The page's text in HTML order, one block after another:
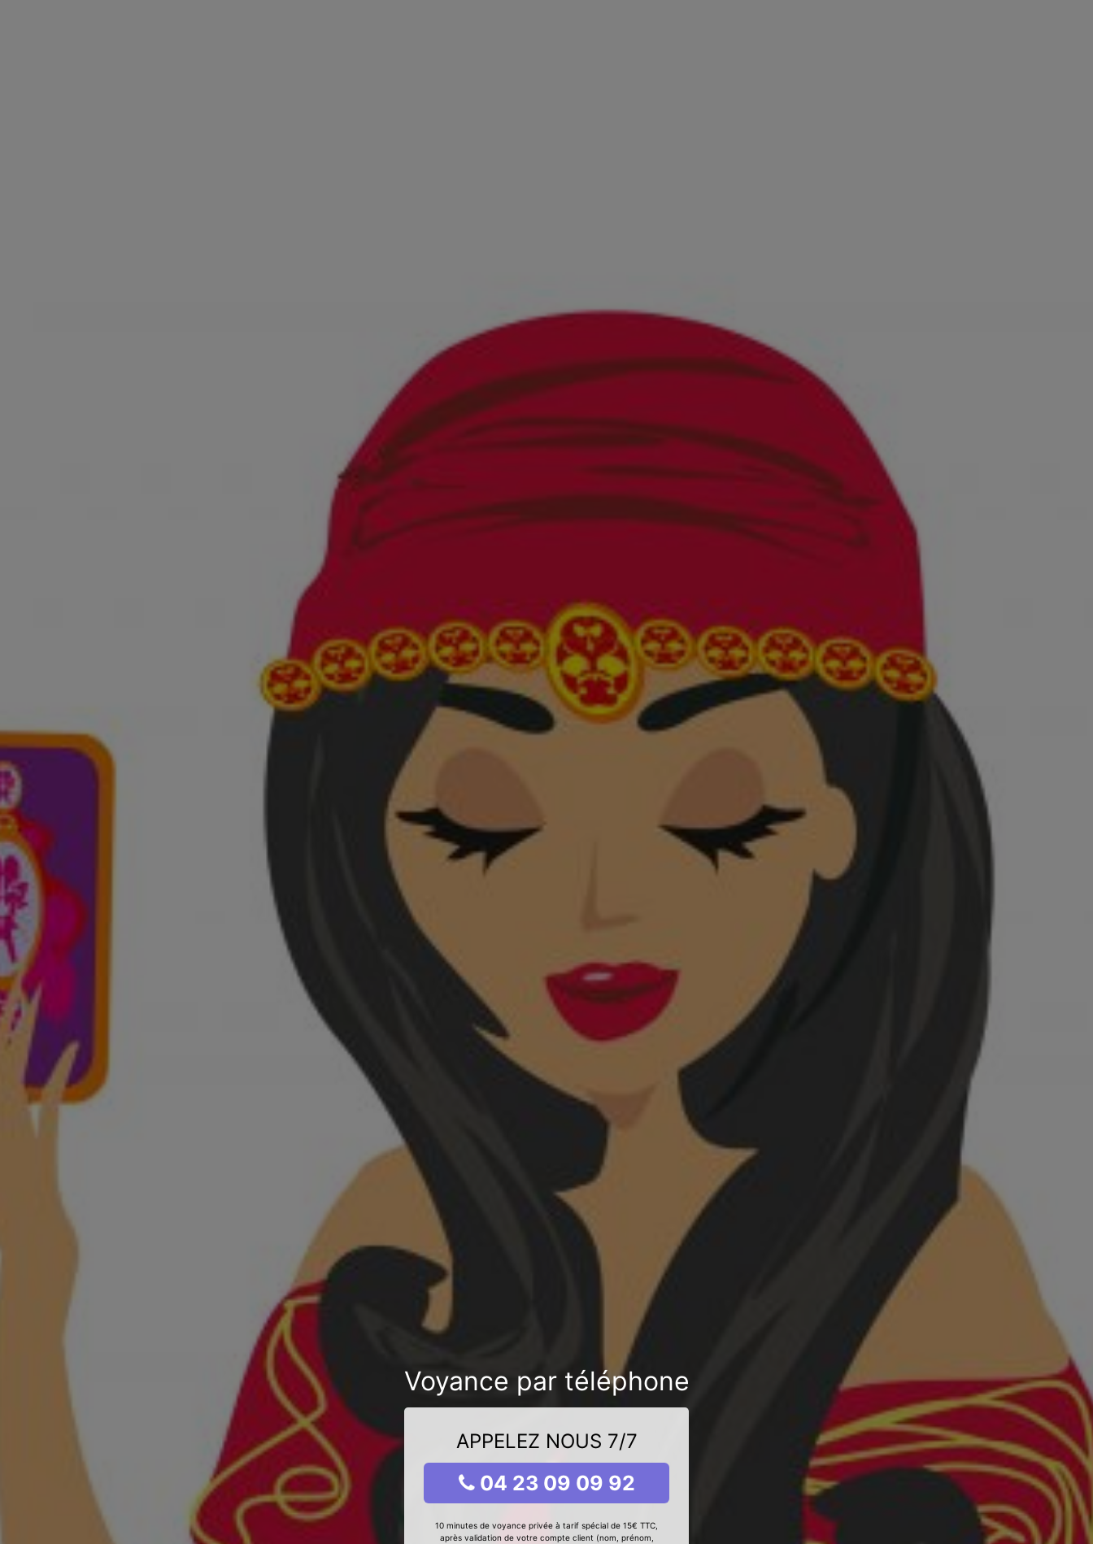
Voyance par téléphone
APPELEZ NOUS 7/7
04 23 09 09 92
10 minutes de voyance privée à tarif spécial de 15€ TTC,
après validation de votre compte client (nom, prénom,